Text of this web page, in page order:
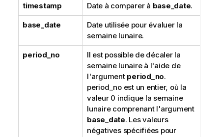
timestamp Date à comparer à base_date.
base_date
Date utilisée pour évaluer la
semaine lunaire.
period_no
Il est possible de décaler la
semaine lunaire à l'aide de
l'argument period_no.
period_no est un entier, où la
valeur 0 indique la semaine
lunaire comprenant l'argument
base_date. Les valeurs
négatives spécifiées pour